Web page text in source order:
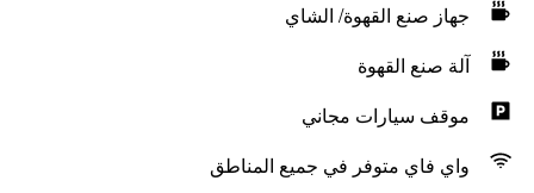
جهاز صنع القهوة/ الشاي
آلة صنع القهوة
موقف سيارات مجاني
واي فاي متوفر في جميع المناطق